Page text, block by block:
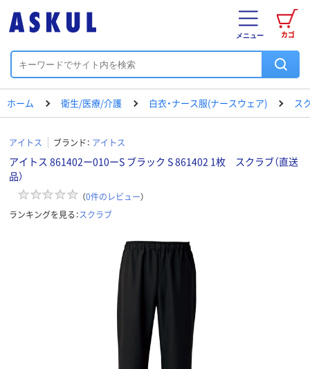
カゴ
メニュー
ホーム 衛生/医療/介護 白衣・ナース服(ナースウェア) ス
アイトス ブランド： アイトス
アイトス 861402ー010ーS ブラック S 861402 1枚 スクラブ（直送
品）
（0件のレビュー）
ランキングを見る：スクラブ